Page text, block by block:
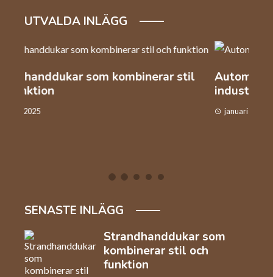
UTVALDA INLÄGG
Automation och arbetskraft inom
industrin
januari 22, 2025
SENASTE INLÄGG
Strandhanddukar som
kombinerar stil och
funktion